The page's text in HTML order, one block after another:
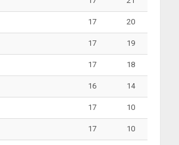
17 20
17 19
17 18
16 14
17 10
17 10